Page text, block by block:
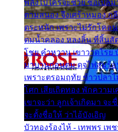
พลั้งไปใครจะช่วย ซื้อเปล
ตามสนอง จึงเศร้าหมอง ก
ตระหนัก เพราะไม่รักโคล
ตมน้ำคลอง หลงลิ้น ที่สิ้นสั
โชย คำหวาน เขาวาดโรย
มาบานก่อนตูม ดุจไฟสุมร้อ
เพราะตรอมฤทัย ข้าวปลา
โศก เสียเถิดทอง พักความ
เขาจะว่า ลูกเจ้าเกิดมา จ
จะตั้งชื่อให้ ว่าไอ้บังเอิญ
บัวทองร้องไห้ - เทพพร เพ